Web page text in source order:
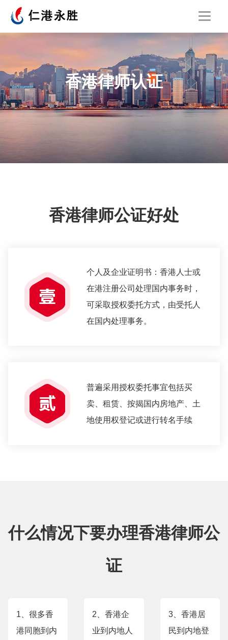
香港律师认证
香港律师公证好处
个人及企业证明书：香港人士或
在港注册公司处理国内事务时，
可采取授权委托方式，由受托人
在国内处理事务。
普遍采用授权委托事宜包括买
卖、租赁、按揭国内房地产、土
地使用权登记或进行转名手续
什么情况下要办理香港律师公
证
1、很多香
港同胞到内
2、香港企
业到内地人
3、香港居
民到内地登